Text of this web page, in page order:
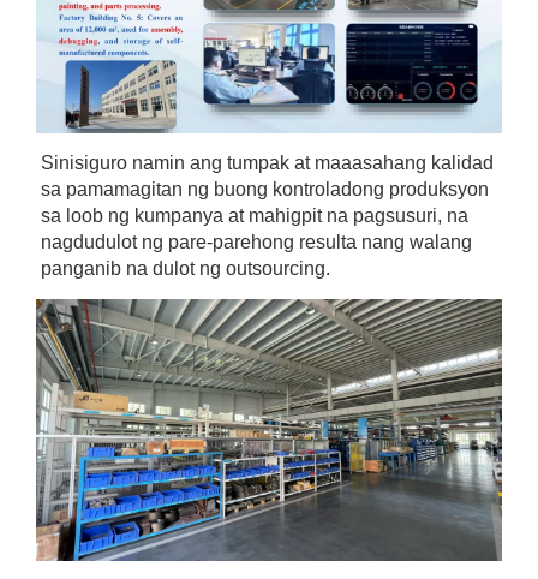
Sinisiguro namin ang tumpak at maaasahang kalidad
sa pamamagitan ng buong kontroladong produksyon
sa loob ng kumpanya at mahigpit na pagsusuri, na
nagdudulot ng pare-parehong resulta nang walang
panganib na dulot ng outsourcing.